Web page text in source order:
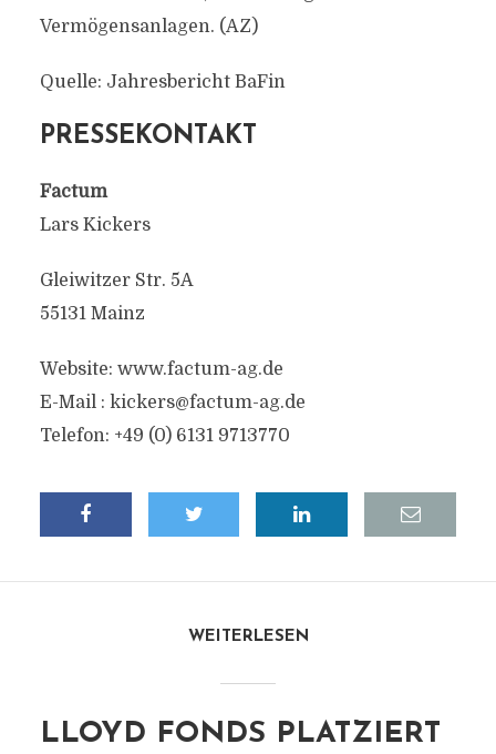
Vermögensanlagen. (AZ)
Quelle: Jahresbericht BaFin
PRESSEKONTAKT
Factum
Lars Kickers
Gleiwitzer Str. 5A
55131 Mainz
Website: www.factum-ag.de
E-Mail : kickers@factum-ag.de
Telefon: +49 (0) 6131 9713770
WEITERLESEN
LLOYD FONDS PLATZIERT